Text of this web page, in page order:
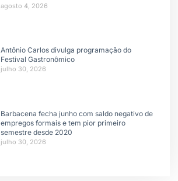
agosto 4, 2026
Antônio Carlos divulga programação do
Festival Gastronômico
julho 30, 2026
Barbacena fecha junho com saldo negativo de
empregos formais e tem pior primeiro
semestre desde 2020
julho 30, 2026